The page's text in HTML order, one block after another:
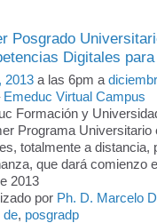
Posgrado
Digitales
2013 a las 6pm a
Emeduc Virtual Campus
Formación y
Programa Universitario
totalmente a distancia,
que dará comienzo
2013
por Ph. D. Marcelo
de, posgradp